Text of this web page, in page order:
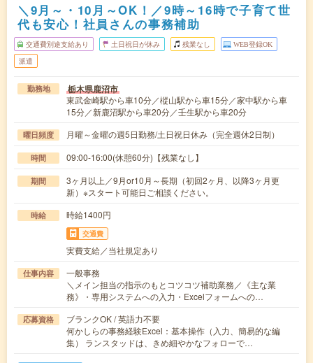
＼9月～・10月～OK！／9時～16時で子育て世
代も安心！社員さんの事務補助
交通費別途支給あり 土日祝日が休み 残業なし WEB登録OK
派遣
勤務地 栃木県鹿沼市
東武金崎駅から車10分／樅山駅から車15分／家中駅から車
15分／新鹿沼駅から車20分／壬生駅から車20分
曜日頻度 月曜～金曜の週5日勤務/土日祝日休み（完全週休2日制）
時間 09:00-16:00(休憩60分)【残業なし】
期間
3ヶ月以上／9月or10月～長期（初回2ヶ月、以降3ヶ月更
新）※スタート可能日ご相談ください。
時給 時給1400円
交通費
実費支給／当社規定あり
仕事内容
一般事務
＼メイン担当の指示のもとコツコツ補助業務／《主な業
務》・専用システムへの入力・Excelフォームへの…
応募資格
ブランクOK / 英語力不要
何かしらの事務経験Excel：基本操作（入力、簡易的な編
集） ランスタッドは、きめ細やかなフォローで…